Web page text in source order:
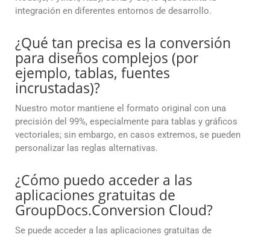
integración en diferentes entornos de desarrollo.
¿Qué tan precisa es la conversión
para diseños complejos (por
ejemplo, tablas, fuentes
incrustadas)?
Nuestro motor mantiene el formato original con una
precisión del 99%, especialmente para tablas y gráficos
vectoriales; sin embargo, en casos extremos, se pueden
personalizar las reglas alternativas.
¿Cómo puedo acceder a las
aplicaciones gratuitas de
GroupDocs.Conversion Cloud?
Se puede acceder a las aplicaciones gratuitas de